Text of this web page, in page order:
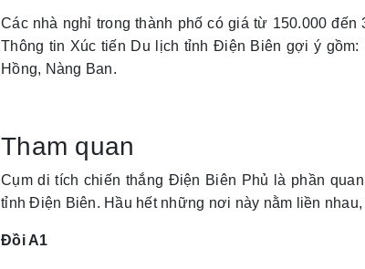
Các nhà nghỉ trong thành phố có giá từ 150.000
Thông tin Xúc tiến Du lịch tỉnh Điện Biên gợi ý
Hồng, Nàng Ban.
Tham quan
Cụm di tích chiến thắng Điện Biên Phủ là phần
tỉnh Điện Biên. Hầu hết những nơi này nằm liền
Đồi A1